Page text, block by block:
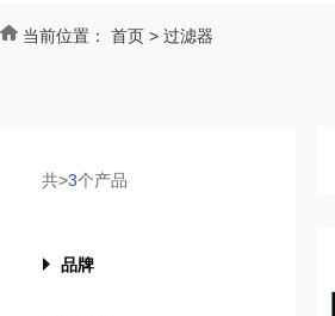
当前位置： 首页 > 过滤器
共>3个产品
品牌